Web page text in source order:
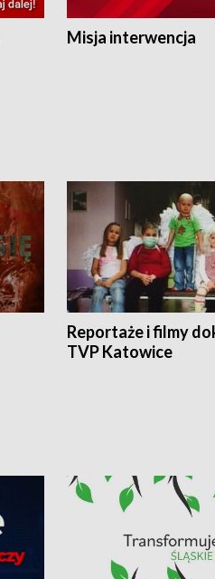
Misja interwencja
Reportaże i filmy
TVP Katowice